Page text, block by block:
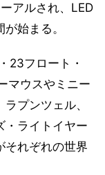
アルされ、LED
始まる。
23フロート・
マウスやミニー
プンツェル、
・ライトイヤー
それぞれの世界